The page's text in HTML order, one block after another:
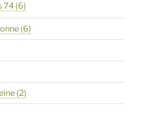
74 (6)
(6)
(2)